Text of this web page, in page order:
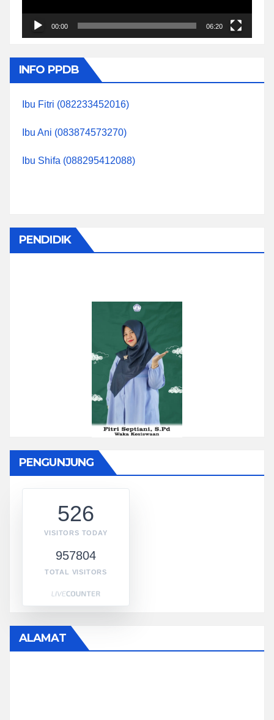
00:00 06:20
INFO PPDB
Ibu Fitri (082233452016)
Ibu Ani (083874573270)
Ibu Shifa (088295412088)
PENDIDIK
PENGUNJUNG
526
VISITORS TODAY
957804
TOTAL VISITORS
ALAMAT